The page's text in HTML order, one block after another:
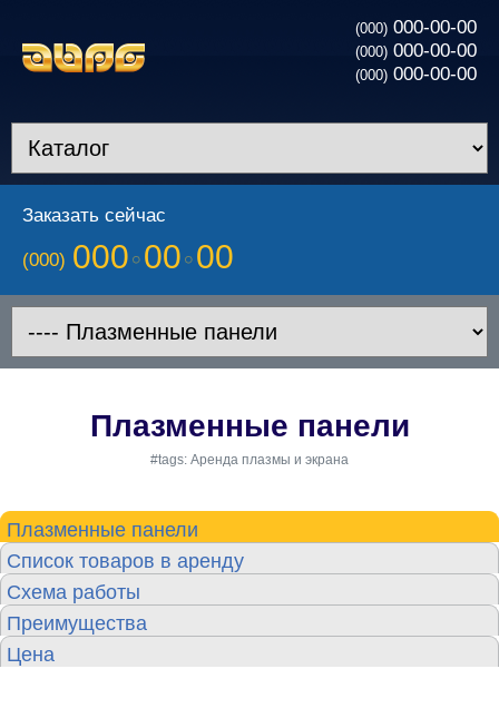
(000) 000-00-00
(000) 000-00-00
(000) 000-00-00
Заказать сейчас
(000) 000 00 00
Плазменные панели
#tags: Аренда плазмы и экрана
Плазменные панели
Список товаров в аренду
Схема работы
Преимущества
Цена